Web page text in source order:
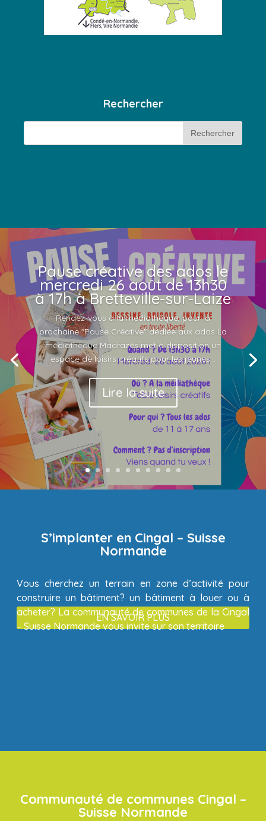
Rechercher
Pause créative des ados le
mercredi 26 août de 13h30
à 17h à Bretteville-sur-Laize
Rendez-vous à la médiathèque, pour la
prochaine "Pause Créative" dédiée aux ados La
médiathèque Madrazès met à disposition un
espace de loisirs créatifs pour les jeunes...
Lire la suite
S’implanter en Cingal – Suisse
Normande
Vous cherchez un terrain en zone d’activité pour
construire un bâtiment? un bâtiment à louer ou à
acheter? La communauté de communes de la Cingal
– Suisse Normande vous invite sur son territoire
EN SAVOIR PLUS
Communauté de communes Cingal –
Suisse Normande